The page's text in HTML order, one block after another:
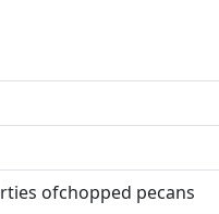
ofchopped pecans